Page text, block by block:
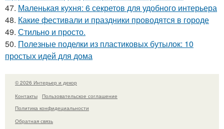
47. Маленькая кухня: 6 секретов для удобного интерьера
48. Какие фестивали и праздники проводятся в городе
49. Стильно и просто.
50. Полезные поделки из пластиковых бутылок: 10
простых идей для дома
© 2026 Интерьер и декор
Контакты
Пользовательское соглашение
Политика конфидециальности
Обратная связь